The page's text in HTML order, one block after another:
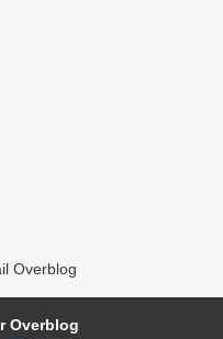
Overblog
Overblog